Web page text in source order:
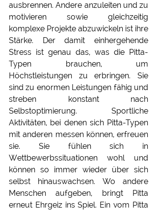
ausbrennen. Andere anzuleiten und zu
motivieren sowie gleichzeitig
komplexe Projekte abzuwickeln ist ihre
Stärke. Der damit einhergehende
Stress ist genau das, was die Pitta-
Typen brauchen, um
Höchstleistungen zu erbringen. Sie
sind zu enormen Leistungen fähig und
streben konstant nach
Selbstoptimierung. Sportliche
Aktivitäten, bei denen sich Pitta-Typen
mit anderen messen können, erfreuen
sie. Sie fühlen sich in
Wettbewerbssituationen wohl und
können so immer wieder über sich
selbst hinauswachsen. Wo andere
Menschen aufgeben, bringt Pitta
erneut Ehrgeiz ins Spiel. Ein vom Pitta